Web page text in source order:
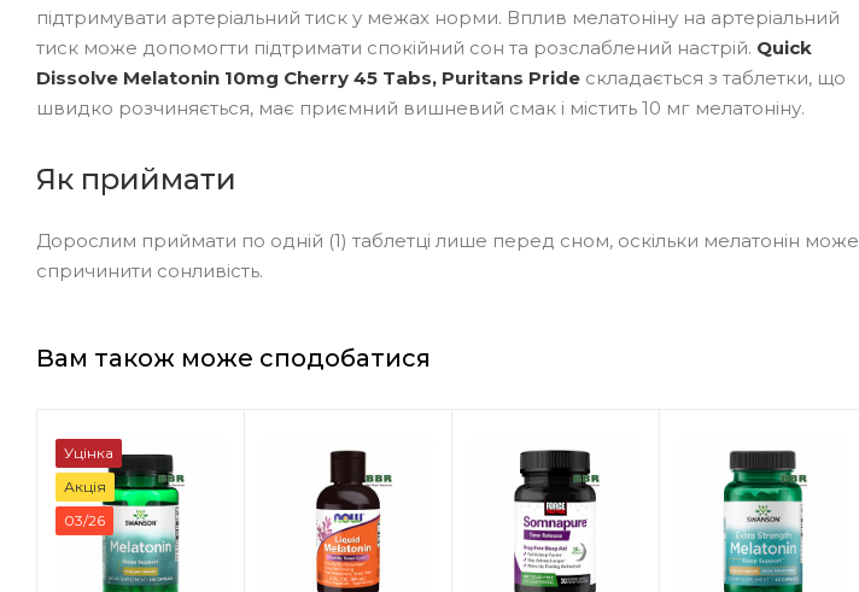
підтримувати артеріальний тиск у межах норми. Вплив мелатоніну на артеріальний
тиск може допомогти підтримати спокійний сон та розслаблений настрій. Quick
Dissolve Melatonin 10mg Cherry 45 Tabs, Puritans Pride складається з таблетки, що
швидко розчиняється, має приємний вишневий смак і містить 10 мг мелатоніну.
Як приймати
Дорослим приймати по одній (1) таблетці лише перед сном, оскільки мелатонін може
спричинити сонливість.
Вам також може сподобатися
Уцінка
Акція
03/26